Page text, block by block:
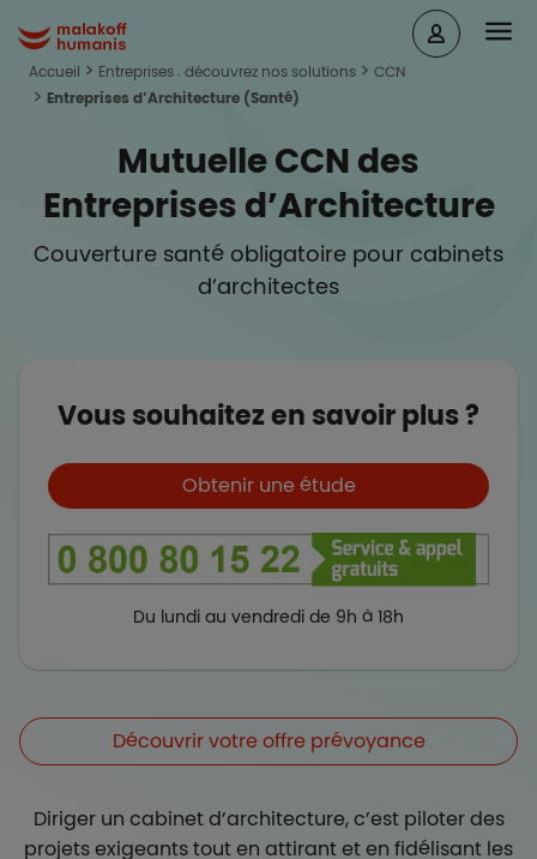
Malakoff Humanis Accueil
Accueil Entreprises : découvrez nos solutions
CCN
Entreprises d’Architecture (Santé)
Mutuelle CCN des
Entreprises d’Architecture
Couverture santé obligatoire pour cabinets
d’architectes
Vous souhaitez en savoir plus ?
Boutons et liensObtenir une étude
Du lundi au vendredi de 9h à 18h
Découvrir votre offre prévoyance
Diriger un cabinet d’architecture, c’est piloter des
projets exigeants tout en attirant et en fidélisant les